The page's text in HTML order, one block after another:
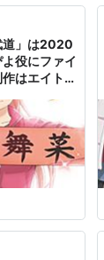
2X (default
道」は2020
役にファイ
はエイトビ